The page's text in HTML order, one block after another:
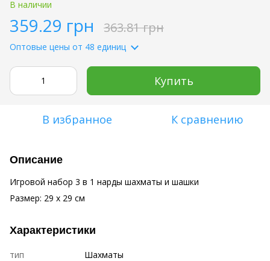
В наличии
359.29 грн 363.81 грн
Оптовые цены от 48 единиц
Купить
В избранное К сравнению
Описание
Игровой набор 3 в 1 нарды шахматы и шашки
Размер: 29 х 29 см
Характеристики
тип Шахматы